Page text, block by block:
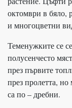
октомври в бяло,
и многоцветни
Теменужките се
полусенчесто
през първите
през пролетта,
са по – дребни.